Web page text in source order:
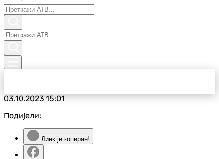
03.10.202315:01
Подијели:
Линк је копиран!